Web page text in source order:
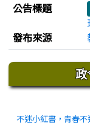
公告標題
發布來源
下中區域內
不迷小紅書，青春不